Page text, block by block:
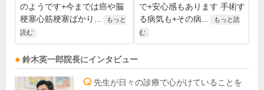
のようです+今までは癌や脳
梗塞心筋梗塞ばかり...
もっと
読む
で+安心感もあります 手術す
る病気も+その病...
もっと読
む
鈴木英一郎院長にインタビュー
先生が日々の診療で心がけていることを